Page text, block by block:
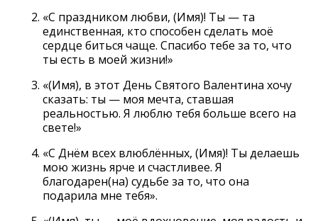
«С праздником любви, (Имя)! Ты — та
единственная, кто способен сделать моё
сердце биться чаще. Спасибо тебе за то, что
ты есть в моей жизни!»
«(Имя), в этот День Святого Валентина хочу
сказать: ты — моя мечта, ставшая
реальностью. Я люблю тебя больше всего на
свете!»
«С Днём всех влюблённых, (Имя)! Ты делаешь
мою жизнь ярче и счастливее. Я
благодарен(на) судьбе за то, что она
подарила мне тебя».